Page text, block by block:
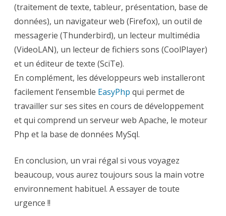
(traitement de texte, tableur, présentation, base de
données), un navigateur web (Firefox), un outil de
messagerie (Thunderbird), un lecteur multimédia
(VideoLAN), un lecteur de fichiers sons (CoolPlayer)
et un éditeur de texte (SciTe).
En complément, les développeurs web installeront
facilement l’ensemble EasyPhp qui permet de
travailler sur ses sites en cours de développement
et qui comprend un serveur web Apache, le moteur
Php et la base de données MySql.
En conclusion, un vrai régal si vous voyagez
beaucoup, vous aurez toujours sous la main votre
environnement habituel. A essayer de toute
urgence !!